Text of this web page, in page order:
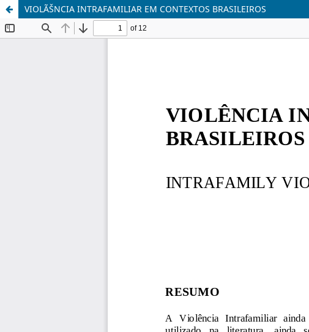
VIOLÃŠNCIA INTRAFAMILIAR EM CONTEXTOS BRASILEIROS